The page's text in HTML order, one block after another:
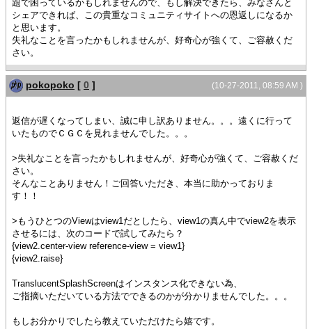
題で困っているかもしれませんので、もし解決できたら、みなさんと
シェアできれば、この貴重なコミュニティサイトへの恩返しになるか
と思います。
失礼なことを言ったかもしれませんが、好奇心が強くて、ご容赦くだ
さい。
(10-27-2011, 08:59 AM )
pokopoko [ 0 ]
返信が遅くなってしまい、誠に申し訳ありません。。。遠くに行って
いたものでＣＧＣを見れませんでした。。。
>失礼なことを言ったかもしれませんが、好奇心が強くて、ご容赦くだ
さい。
そんなことありません！ご回答いただき、本当に助かっておりま
す！！
>もうひとつのViewはview1だとしたら、view1の真ん中でview2を表示
させるには、次のコードで試してみたら？
{view2.center-view reference-view = view1}
{view2.raise}
TranslucentSplashScreenはインスタンス化できない為、
ご指摘いただいている方法でできるのかが分かりませんでした。。。
もしお分かりでしたら教えていただけたら嬉です。